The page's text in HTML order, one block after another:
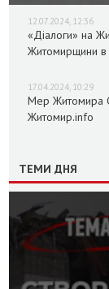
12.07.2024, 12:36
«Діалоги» на
Житомирщини в
17.04.2024, 10:29
Мер Житомира
Житомир.info
ТЕМИ ДНЯ